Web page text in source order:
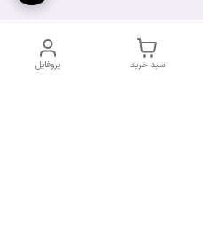
پروفایل سبد خرید